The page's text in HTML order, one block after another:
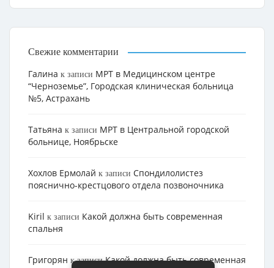
Свежие комментарии
Галина к записи МРТ в Медицинском центре
“Черноземье”, Городская клиническая больница
№5, Астрахань
Татьяна к записи МРТ в Центральной городской
больнице, Ноябрьске
Хохлов Ермолай к записи Cпондилолистез
пояснично-крестцового отдела позвоночника
Kiril к записи Какой должна быть современная
спальня
Григорян к записиКакой должна быть современная